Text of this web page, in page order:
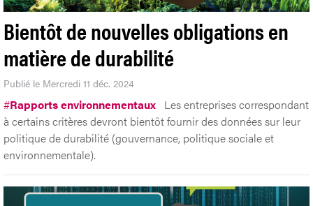
Bientôt de nouvelles obligations en
matière de durabilité
Publié le Mercredi 11 déc. 2024
#Rapports environnementaux Les entreprises correspondant
à certains critères devront bientôt fournir des données sur leur
politique de durabilité (gouvernance, politique sociale et
environnementale).